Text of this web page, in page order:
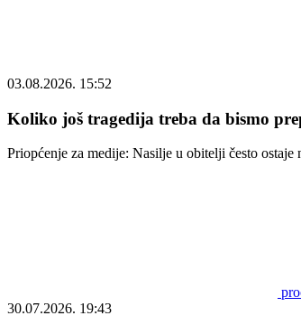
03.08.2026. 15:52
Koliko još tragedija treba da bismo
Priopćenje za medije: Nasilje u obitelji često
30.07.2026. 19:43